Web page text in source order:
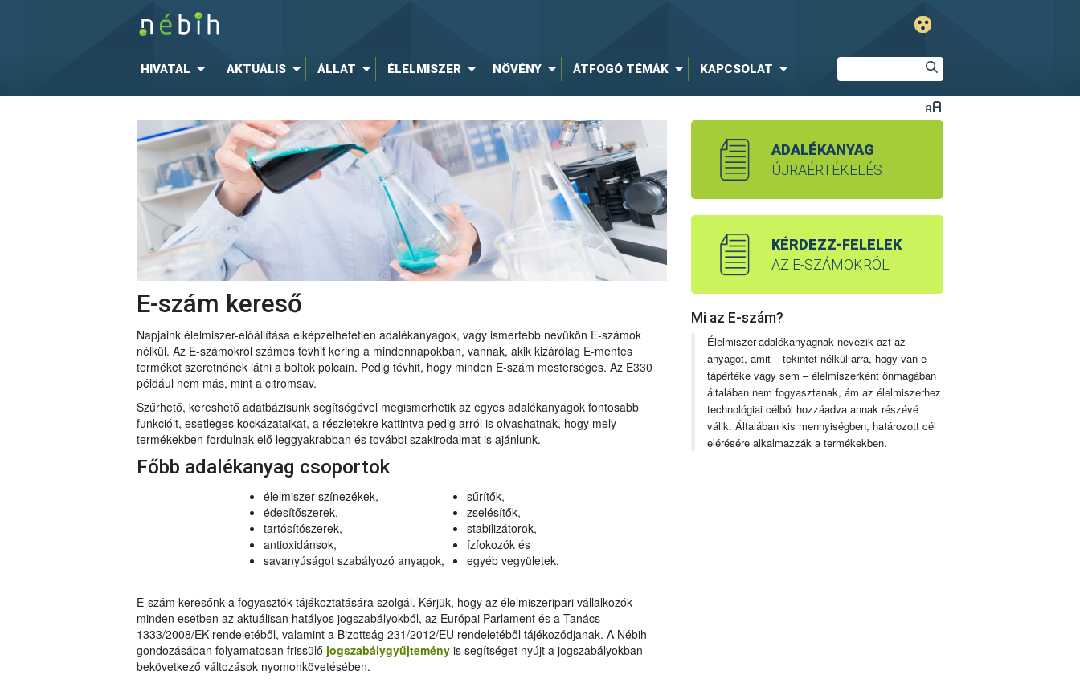
HIVATAL AKTUÁLIS ÁLLAT ÉLELMISZER NÖVÉNY ÁTFOGÓ TÉMÁK KAPCSOLAT
E-szám kereső
Napjaink élelmiszer-előállítása elképzelhetetlen adalékanyagok, vagy ismertebb nevükön E-számok
nélkül. Az E-számokról számos tévhit kering a mindennapokban, vannak, akik kizárólag E-mentes
terméket szeretnének látni a boltok polcain. Pedig tévhit, hogy minden E-szám mesterséges. Az E330
például nem más, mint a citromsav.
Szűrhető, kereshető adatbázisunk segítségével megismerhetik az egyes adalékanyagok fontosabb
funkcióit, esetleges kockázataikat, a részletekre kattintva pedig arról is olvashatnak, hogy mely
termékekben fordulnak elő leggyakrabban és további szakirodalmat is ajánlunk.
Főbb adalékanyag csoportok
élelmiszer-színezékek,
édesítőszerek,
tartósítószerek,
antioxidánsok,
savanyúságot szabályozó anyagok,
sűrítők,
zselésítők,
stabilizátorok,
ízfokozók és
egyéb vegyületek.
E-szám keresőnk a fogyasztók tájékoztatására szolgál. Kérjük, hogy az élelmiszeripari vállalkozók
minden esetben az aktuálisan hatályos jogszabályokból, az Európai Parlament és a Tanács
1333/2008/EK rendeletéből, valamint a Bizottság 231/2012/EU rendeletéből tájékozódjanak. A Nébih
gondozásában folyamatosan frissülő jogszabálygyűjteményis segítséget nyújt a jogszabályokban
bekövetkező változások nyomonkövetésében.
ADALÉKANYAG
ÚJRAÉRTÉKELÉS
KÉRDEZZ-FELELEK
AZ E-SZÁMOKRÓL
Mi az E-szám?
Élelmiszer-adalékanyagnak nevezik azt az
anyagot, amit – tekintet nélkül arra, hogy van-e
tápértéke vagy sem – élelmiszerként önmagában
általában nem fogyasztanak, ám az élelmiszerhez
technológiai célból hozzáadva annak részévé
válik. Általában kis mennyiségben, határozott cél
elérésére alkalmazzák a termékekben.